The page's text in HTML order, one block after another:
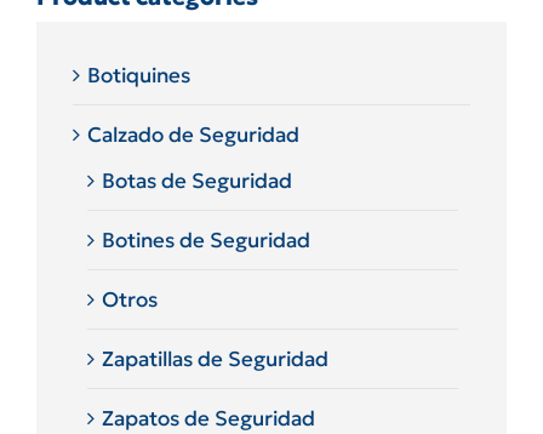
Botiquines
Calzado de Seguridad
Botas de Seguridad
Botines de Seguridad
Otros
Zapatillas de Seguridad
Zapatos de Seguridad